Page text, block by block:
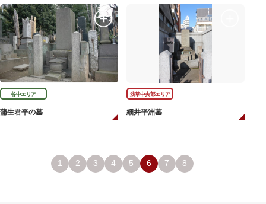
谷中エリア
蒲生君平の墓
浅草中央部エリア
細井平洲墓
1 2 3 4 5 6 7 8